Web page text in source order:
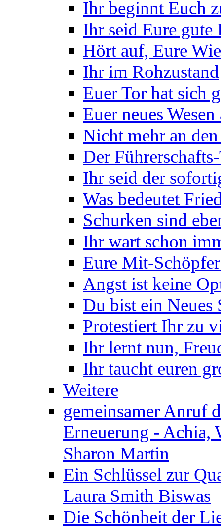
Ihr beginnt Euch
Ihr seid Eure gute
Hört auf, Eure
Ihr im Rohzustand
Euer Tor hat sich
Euer neues
Nicht mehr an
Der
Ihr seid der
Was bedeutet
Schurken sind
Ihr wart schon
Eure Mit-
Angst ist keine
Du bist ein
Protestiert Ihr zu
Ihr lernt nun,
Ihr taucht euren
Weitere
gemeinsamer Anruf
Erneuerung - Achia,
Sharon Martin
Ein Schlüssel zur
Laura Smith Biswas
Die Schönheit der